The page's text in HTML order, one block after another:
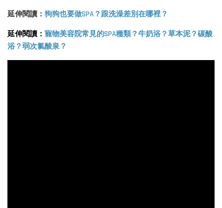
延伸閱讀： 狗狗也要做SPA？跟洗澡差別在哪裡？
延伸閱讀： 寵物美容院常見的SPA種類？牛奶浴？草本泥？碳酸
浴？弱次氯酸泉？